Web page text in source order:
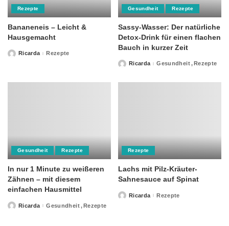
Rezepte
Bananeneis – Leicht &
Hausgemacht
PostedRicarda Rezepte
Gesundheit Rezepte
Sassy-Wasser: Der natürliche
Detox-Drink für einen flachen
Bauch in kurzer Zeit
PostedRicarda Gesundheit Rezepte
Gesundheit Rezepte
In nur 1 Minute zu weißeren
Zähnen – mit diesem
einfachen Hausmittel
PostedRicarda Gesundheit Rezepte
Rezepte
Lachs mit Pilz-Kräuter-
Sahnesauce auf Spinat
PostedRicarda Rezepte